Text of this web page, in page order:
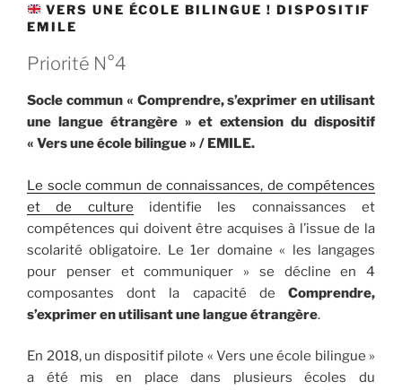
VERS UNE ÉCOLE BILINGUE ! DISPOSITIF
EMILE
Priorité N°4
Socle commun « Comprendre, s’exprimer en utilisant
une langue étrangère » et extension du dispositif
« Vers une école bilingue » / EMILE.
Le socle commun de connaissances, de compétences
et de culture identifie les connaissances et
compétences qui doivent être acquises à l’issue de la
scolarité obligatoire. Le 1er domaine « les langages
pour penser et communiquer » se décline en 4
composantes dont la capacité de Comprendre,
s’exprimer en utilisant une langue étrangère.
En 2018, un dispositif pilote « Vers une école bilingue »
a été mis en place dans plusieurs écoles du